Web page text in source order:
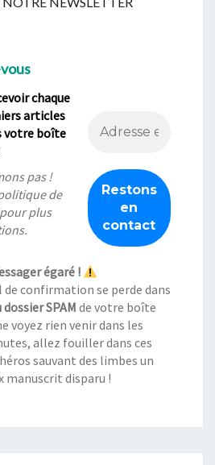
chaque
articles
votre boîte
pas !
de
plus
égaré !
de confirmation se perde dans
SPAM de votre boîte
voyez rien venir dans les
allez fouiller dans ces
sauvant des limbes un
manuscrit disparu !